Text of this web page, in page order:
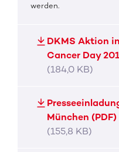
werden.
DKMS Aktion
Cancer Day
(184,0 KB)
München (PDF)
(155,8 KB)